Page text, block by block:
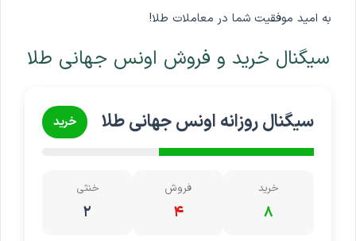
به امید موفقیت شما در معاملات طلا!
سیگنال خرید و فروش اونس جهانی طلا
سیگنال روزانه اونس جهانی طلا خرید
خرید
۸
فروش
۴
خنثی
۲